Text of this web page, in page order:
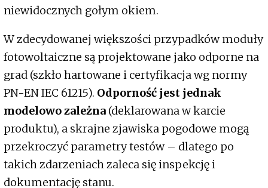
niewidocznych gołym okiem.
W zdecydowanej większości przypadków moduły
fotowoltaiczne są projektowane jako odporne na
grad (szkło hartowane i certyfikacja wg normy
PN-EN IEC 61215). Odporność jest jednak
modelowo zależna (deklarowana w karcie
produktu), a skrajne zjawiska pogodowe mogą
przekroczyć parametry testów – dlatego po
takich zdarzeniach zaleca się inspekcję i
dokumentację stanu.